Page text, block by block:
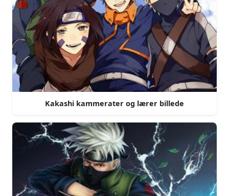
Kakashi kammerater og lærer billede